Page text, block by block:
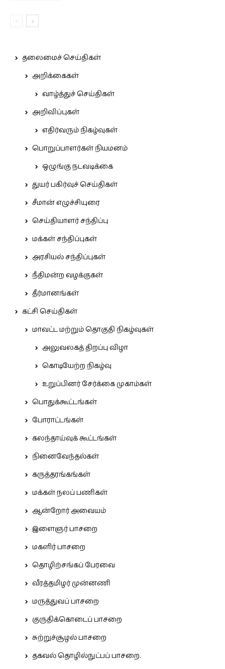
தலைமைச் செய்திகள்
அறிக்கைகள்
வாழ்த்துச் செய்திகள்
அறிவிப்புகள்
எதிர்வரும் நிகழ்வுகள்
பொறுப்பாளர்கள் நியமனம்
ஒழுங்கு நடவடிக்கை
துயர் பகிர்வுச் செய்திகள்
சீமான் எழுச்சியுரை
செய்தியாளர் சந்திப்பு
மக்கள் சந்திப்புகள்
அரசியல் சந்திப்புகள்
நீதிமன்ற வழக்குகள்
தீர்மானங்கள்
கட்சி செய்திகள்
மாவட்ட மற்றும் தொகுதி நிகழ்வுகள்
அலுவலகத் திறப்பு விழா
கொடியேற்ற நிகழ்வு
உறுப்பினர் சேர்க்கை முகாம்கள்
பொதுக்கூட்டங்கள்
போராட்டங்கள்
கலந்தாய்வுக் கூட்டங்கள்
நினைவேந்தல்கள்
கருத்தரங்கங்கள்
மக்கள் நலப் பணிகள்
ஆன்றோர் அவையம்
இளைஞர் பாசறை
மகளிர் பாசறை
தொழிற்சங்கப் பேரவை
வீரத்தமிழர் முன்னணி
மருத்துவப் பாசறை
குருதிக்கொடைப் பாசறை
சுற்றுச்சூழல் பாசறை
தகவல் தொழில்நுட்பப் பாசறை.